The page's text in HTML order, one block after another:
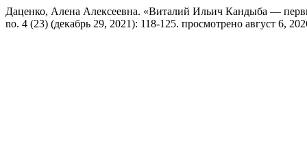
Даценко, Алена Алексеевна. «Виталий Ильич Кандыба —
no. 4 (23) (декабрь 29, 2021): 118-125. просмотрено август 6,